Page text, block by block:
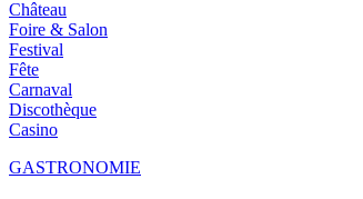
Château
Foire & Salon
Festival
Fête
Carnaval
Discothèque
Casino
GASTRONOMIE